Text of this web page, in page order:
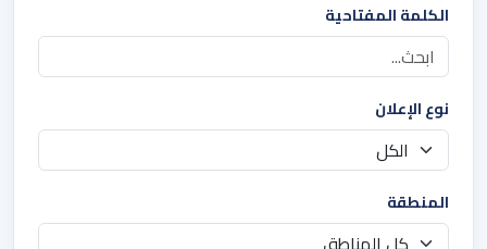
الكلمة المفتاحية
نوع الإعلان
المنطقة